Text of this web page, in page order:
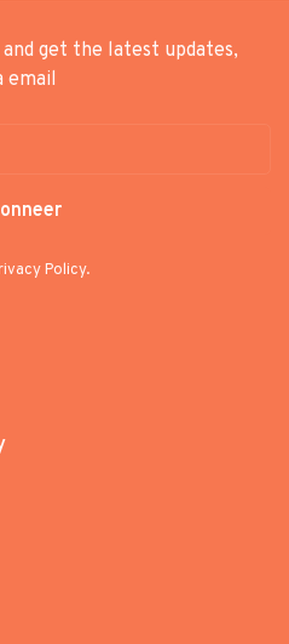
get the latest updates,
email
Policy.